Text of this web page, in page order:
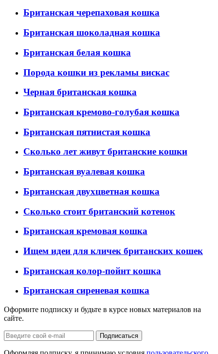
Британская черепаховая кошка
Британская шоколадная кошка
Британская белая кошка
Порода кошки из рекламы вискас
Черная британская кошка
Британская кремово-голубая кошка
Британская пятнистая кошка
Сколько лет живут британские кошки
Британская вуалевая кошка
Британская двухцветная кошка
Сколько стоит британский котенок
Британская кремовая кошка
Ищем идеи для кличек британских кошек
Британская колор-пойнт кошка
Британская сиреневая кошка
Оформите подписку и будьте в курсе новых материалов на
сайте.